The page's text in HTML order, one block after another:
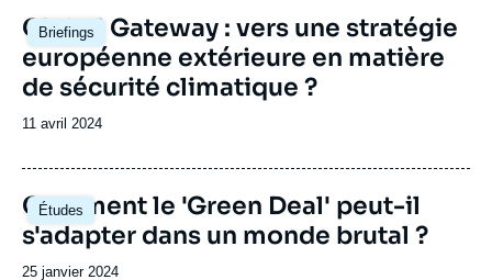
Briefings
Image
principale
Global Gateway : vers une stratégie
européenne extérieure en matière
de sécurité climatique ?
Date
publication
11 avril 2024
Études
Image
principale
Comment le 'Green Deal' peut-il
s'adapter dans un monde brutal ?
Date
25 janvier 2024